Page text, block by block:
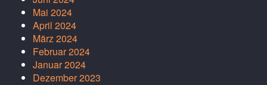
Mai 2024
April 2024
März 2024
Februar 2024
Januar 2024
Dezember 2023